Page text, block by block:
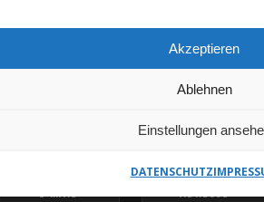
Akzeptieren
Ablehnen
Einstellungen
DATENSCHUTZ
GMBH – IHR
E-MAIL ADRESSE